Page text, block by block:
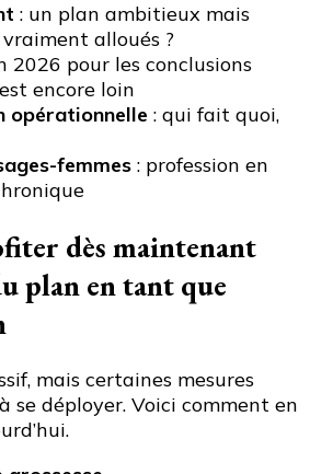
: un plan ambitieux mais
alloués ?
2026 pour les conclusions
encore loin
opérationnelle : qui fait quoi,
femmes : profession en
dès maintenant
plan en tant que
mais certaines mesures
se déployer. Voici comment en